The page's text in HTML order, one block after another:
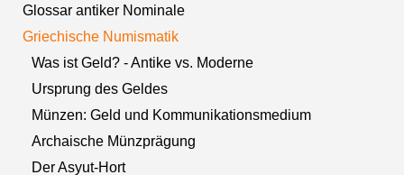
Glossar antiker Nominale
Griechische Numismatik
Was ist Geld? - Antike vs. Moderne
Ursprung des Geldes
Münzen: Geld und Kommunikationsmedium
Archaische Münzprägung
Der Asyut-Hort